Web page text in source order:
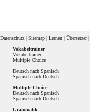
Datenschutz | Sitemap | Lernen | Übersetzer|
Vokabeltrainer
Vokabeltrainer
Multiple Choice
Deutsch nach Spanisch
Spanisch nach Deutsch
Multiple Choice
Deutsch nach Spanisch
Spanisch nach Deutsch
Grammatik